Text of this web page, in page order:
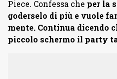
Piece. Confessa che per la
goderselo di più e vuole
mente. Continua dicendo
piccolo schermo il party